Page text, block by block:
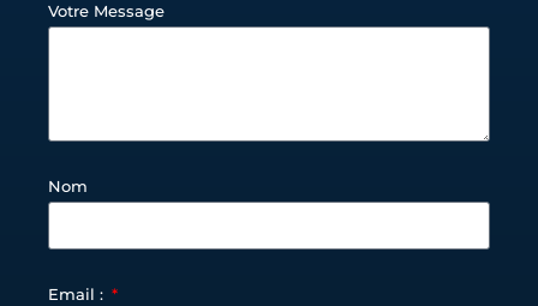
Votre Message
Nom
Email :